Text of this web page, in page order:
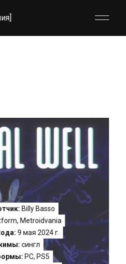
Billy Basso
, Metroidvania
9 мая 2024 г.
сингл
PC, PS5